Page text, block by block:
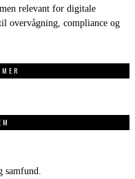
relevant for digitale
overvågning, compliance og